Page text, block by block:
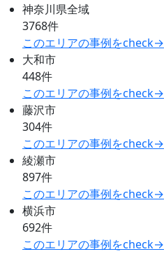
神奈川県全域
3768件
このエリアの事例をcheck→
大和市
448件
このエリアの事例をcheck→
藤沢市
304件
このエリアの事例をcheck→
綾瀬市
897件
このエリアの事例をcheck→
横浜市
692件
このエリアの事例をcheck→